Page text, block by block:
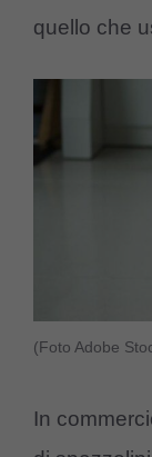
quello che
(Foto Adobe
In